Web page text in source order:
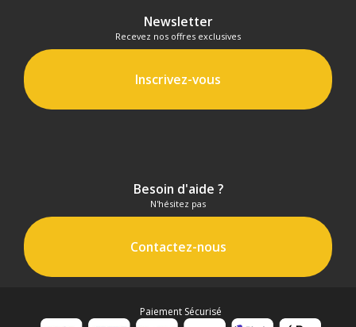
Newsletter
Recevez nos offres exclusives
Inscrivez-vous
Besoin d'aide ?
N'hésitez pas
Contactez-nous
Paiement Sécurisé